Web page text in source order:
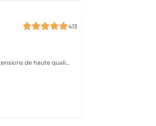
413
Nous vous proposons un service et des extensions de haute qualité, en collaborant avec la marque exclusive Great Lengths! En cas de questions veuillez appeler au +352 26 35 02 89 Devis gratuit!